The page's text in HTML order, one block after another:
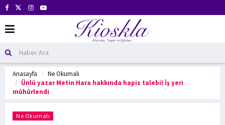
Anasayfa
Ne Okumalı
Ünlü yazar Metin Hara hakkında hapis talebi! İş yeri
mühürlendi
Ne Okumalı